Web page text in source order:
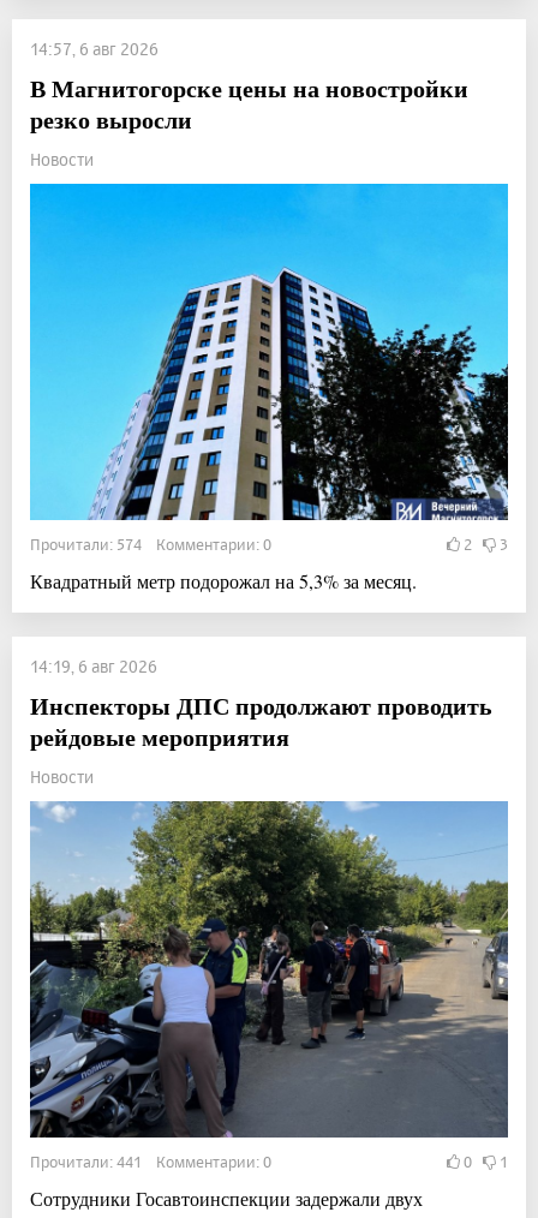
14:57, 6 авг 2026
В Магнитогорске цены на новостройки
резко выросли
Новости
Прочитали: 574 Комментарии: 0 2 3
Квадратный метр подорожал на 5,3% за месяц.
14:19, 6 авг 2026
Инспекторы ДПС продолжают проводить
рейдовые мероприятия
Новости
Прочитали: 441 Комментарии: 0 0 1
Сотрудники Госавтоинспекции задержали двух